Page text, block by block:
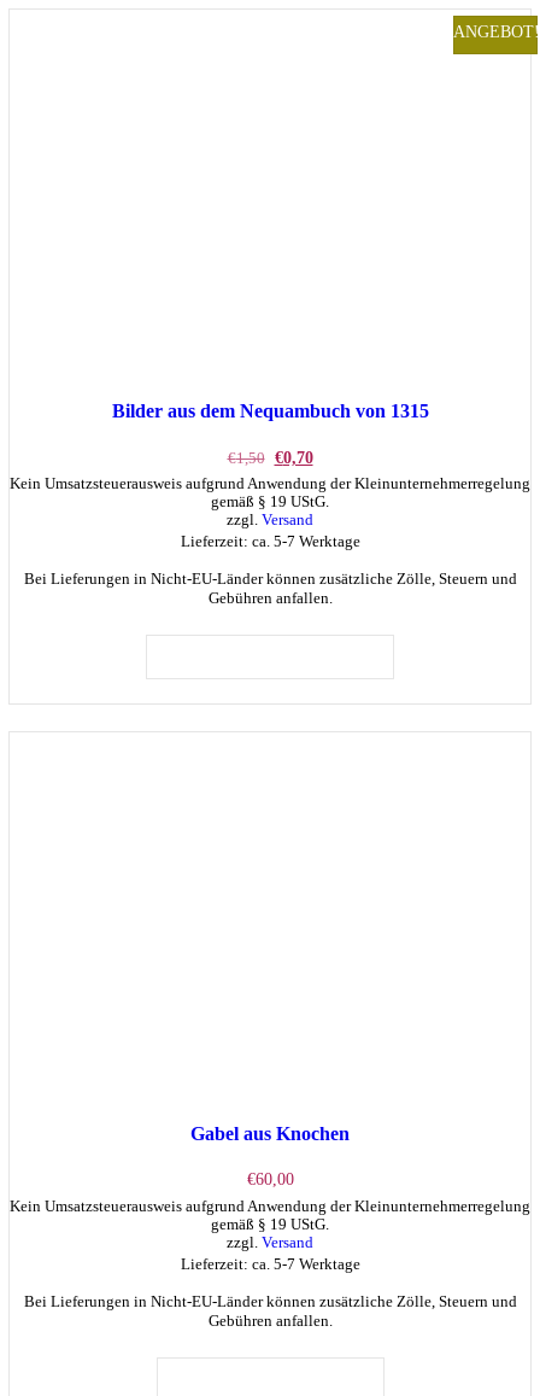
ANGEBOT!
Bilder aus dem Nequambuch von 1315
€1,50 Ursprünglicher
Preis
war:
€1,50
€0,70Aktueller
Preis
ist:
€0,70.
Kein Umsatzsteuerausweis aufgrund Anwendung der Kleinunternehmerregelung
gemäß § 19 UStG.
zzgl. Versand
Lieferzeit: ca. 5-7 Werktage
Bei Lieferungen in Nicht-EU-Länder können zusätzliche Zölle, Steuern und
Gebühren anfallen.
Dieses
weist
mehrere
Gabel aus Knochen
€60,00
Kein Umsatzsteuerausweis aufgrund Anwendung der Kleinunternehmerregelung
gemäß § 19 UStG.
zzgl. Versand
Lieferzeit: ca. 5-7 Werktage
Bei Lieferungen in Nicht-EU-Länder können zusätzliche Zölle, Steuern und
Gebühren anfallen.